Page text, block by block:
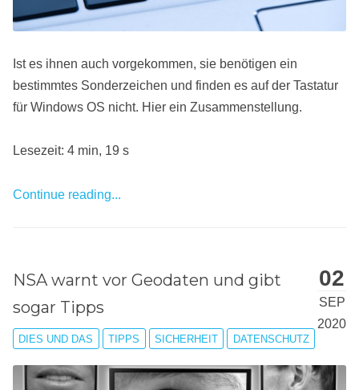
Ist es ihnen auch vorgekommen, sie benötigen ein
bestimmtes Sonderzeichen und finden es auf der Tastatur
für Windows OS nicht. Hier ein Zusammenstellung.
Lesezeit: 4 min, 19 s
Continue reading...
02
SEP
2020
NSA warnt vor Geodaten und gibt
sogar Tipps
DIES UND DAS TIPPS SICHERHEIT DATENSCHUTZ